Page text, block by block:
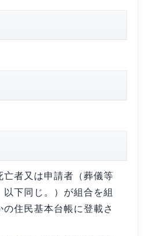
者又は申請者（葬儀等
下同じ。）が組合を組
住民基本台帳に登載さ